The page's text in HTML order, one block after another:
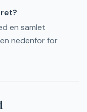
en samlet
nedenfor for